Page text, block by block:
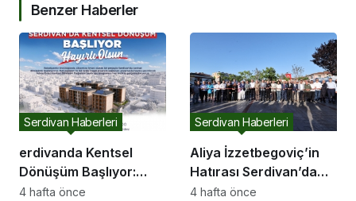
Benzer Haberler
erdivanda Kentsel
Dönüşüm Başlıyor:
Başkan Çelikten Davet
Serdivan Haberleri
4 hafta önce
Aliya İzzetbegoviç’in
Hatırası Serdivan’da
Yaşatılıyor
Serdivan Haberleri
4 hafta önce